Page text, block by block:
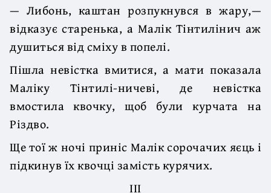
— Либонь, каштан розпукнувся в жару,—
відказує старенька, а Малік Тінтилінич аж
душиться від сміху в попелі.
Пішла невістка вмитися, а мати показала
Маліку Тінтилі-ничеві, де невістка
вмостила квочку, щоб були курчата на
Різдво.
Ще тої ж ночі приніс Малік сорочачих яєць і
підкинув їх квочці замість курячих.
III